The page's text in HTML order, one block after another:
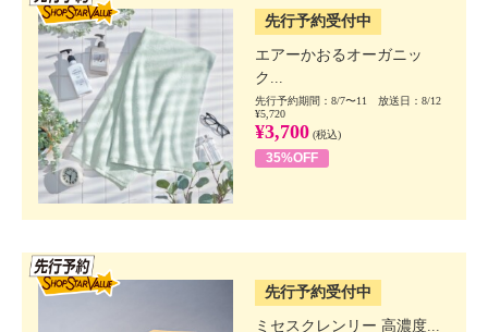
先行予約受付中
エアーかおるオーガニッ
ク...
先行予約期間：8/7〜11 放送日：8/12
¥5,720
¥3,700 (税込)
35%OFF
先行予約受付中
ミセスクレンリー 高濃度...